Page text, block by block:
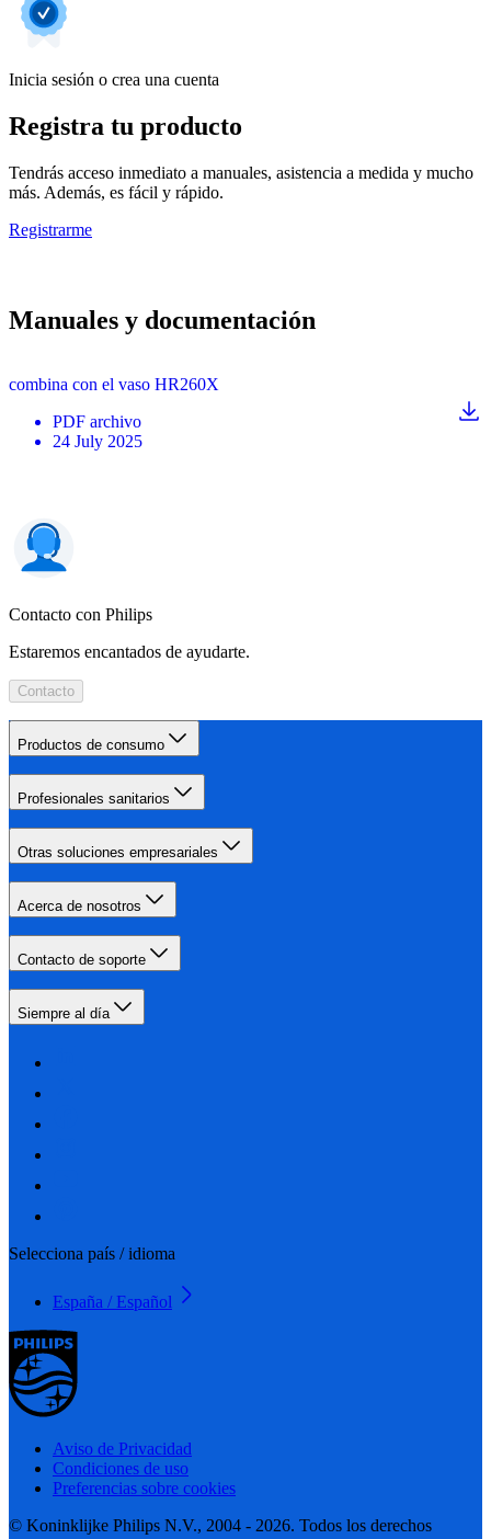
Inicia sesión o crea una cuenta
Registra tu producto
Tendrás acceso inmediato a manuales, asistencia a medida y mucho
más. Además, es fácil y rápido.
Registrarme
Manuales y documentación
combina con el vaso HR260X
PDF archivo
24 July 2025
Contacto con Philips
Estaremos encantados de ayudarte.
Contacto
Productos de consumo
Profesionales sanitarios
Otras soluciones empresariales
Acerca de nosotros
Contacto de soporte
Siempre al día
Selecciona país / idioma
España / Español
Aviso de Privacidad
Condiciones de uso
Preferencias sobre cookies
© Koninklijke Philips N.V., 2004 - 2026. Todos los derechos